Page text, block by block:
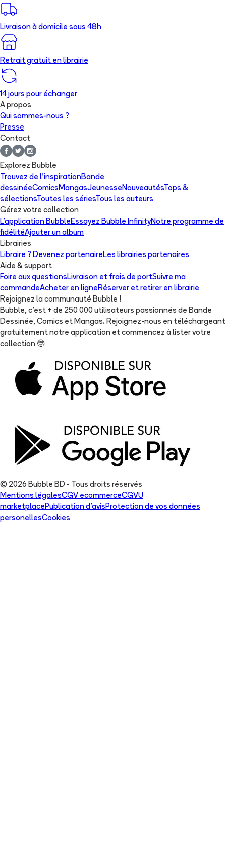
Livraison à domicile sous 48h
Retrait gratuit en librairie
14 jours pour échanger
A propos
Qui sommes-nous ?
Presse
Contact
Explorez Bubble
Trouvez de l'inspirationBande
dessinéeComics MangasJeunesse NouveautésTops &
sélectionsToutes les sériesTous les auteurs
Gérez votre collection
L'application Bubble Essayez Bubble InfinityNotre programme de
fidélitéAjouter un album
Librairies
Libraire ? Devenez partenaire Les librairies partenaires
Aide & support
Foire aux questions Livraison et frais de portSuivre ma
commandeAcheter en ligne Réserver et retirer en librairie
Rejoignez la communauté Bubble !
Bubble, c'est + de 250 000 utilisateurs passionnés de Bande
Dessinée, Comics et Mangas. Rejoignez-nous en téléchargeant
gratuitement notre application et commencez à lister votre
collection 🤓
© 2026 Bubble BD - Tous droits réservés
Mentions légalesCGV ecommerceCGVU
marketplace Publication d'avis Protection de vos données
personellesCookies